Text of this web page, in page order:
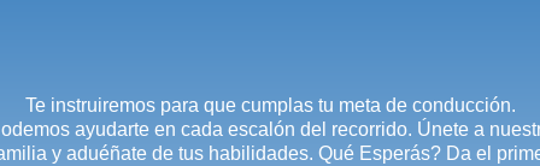
Te instruiremos para que cumplas tu meta de conducción.
ayudarte en cada escalón del recorrido. Únete a
y aduéñate de tus habilidades. Qué Esperás? Da el